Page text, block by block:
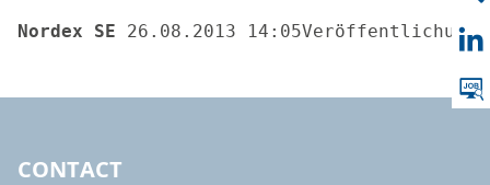
Nordex SE 26.08.2013
CONTACT